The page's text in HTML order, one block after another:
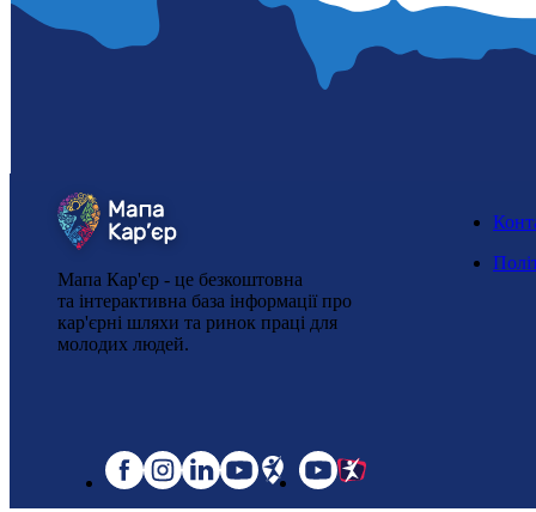
Мапа Кар'єр - це безкоштовна
та інтерактивна база інформації про
кар'єрні шляхи та ринок праці для
молодих людей.